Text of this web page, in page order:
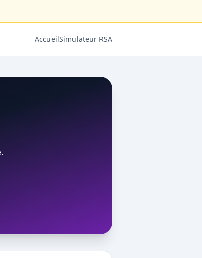
AccueilSimulateur RSA